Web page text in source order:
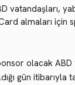
vatandaşları,
almaları için
olacak ABD
gün itibarıyla